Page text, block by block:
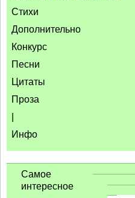
Стихи
Дополнительно
Конкурс
Песни
Цитаты
Проза
Инфо
Самое
интересное